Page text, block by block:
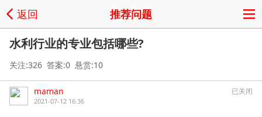
返回 推荐问题
水利行业的专业包括哪些?
关注:326 答案:0 悬赏:10
已关闭
maman
2021-07-12 16:36